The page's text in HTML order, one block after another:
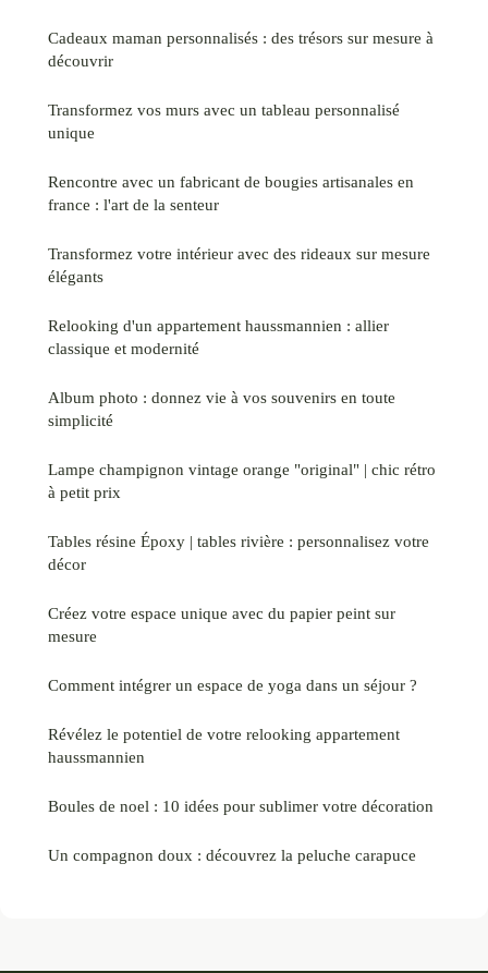
Cadeaux maman personnalisés : des trésors sur mesure à
découvrir
Transformez vos murs avec un tableau personnalisé
unique
Rencontre avec un fabricant de bougies artisanales en
france : l'art de la senteur
Transformez votre intérieur avec des rideaux sur mesure
élégants
Relooking d'un appartement haussmannien : allier
classique et modernité
Album photo : donnez vie à vos souvenirs en toute
simplicité
Lampe champignon vintage orange "original" | chic rétro
à petit prix
Tables résine Époxy | tables rivière : personnalisez votre
décor
Créez votre espace unique avec du papier peint sur
mesure
Comment intégrer un espace de yoga dans un séjour ?
Révélez le potentiel de votre relooking appartement
haussmannien
Boules de noel : 10 idées pour sublimer votre décoration
Un compagnon doux : découvrez la peluche carapuce